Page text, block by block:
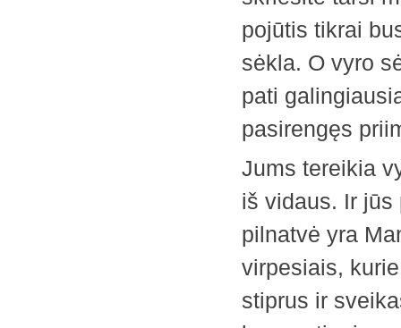
pojūtis tikrai
sėkla. O vyro
pati
pasirengęs
Jums tereikia
iš vidaus. Ir
pilnatvė yra
virpesiais,
stiprus ir